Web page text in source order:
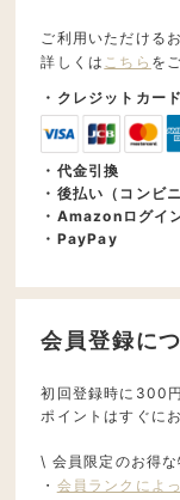
ご利用いただける
詳しくは こちら を
・クレジットカード
・代金引換
・後払い（コンビ
・Amazonログイ
・PayPay
会員登録に
初回登録時に300
ポイントはすぐに
\ 会員限定のお得
・ 会員ランクによ